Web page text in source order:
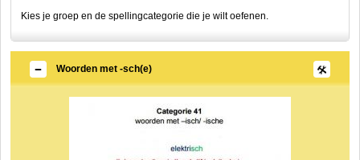
Kies je groep en de spellingcategorie die je wilt oefenen.
Woorden met -sch(e)